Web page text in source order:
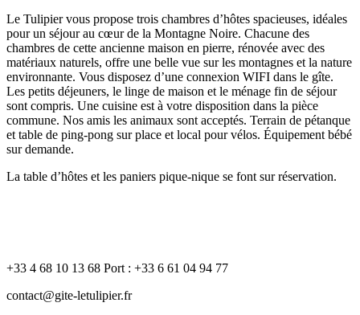
Le Tulipier vous propose trois chambres d’hôtes spacieuses, idéales
pour un séjour au cœur de la Montagne Noire. Chacune des
chambres de cette ancienne maison en pierre, rénovée avec des
matériaux naturels, offre une belle vue sur les montagnes et la nature
environnante. Vous disposez d’une connexion WIFI dans le gîte.
Les petits déjeuners, le linge de maison et le ménage fin de séjour
sont compris. Une cuisine est à votre disposition dans la pièce
commune. Nos amis les animaux sont acceptés. Terrain de pétanque
et table de ping-pong sur place et local pour vélos. Équipement bébé
sur demande.
La table d’hôtes et les paniers pique-nique se font sur réservation.
+33 4 68 10 13 68 Port : +33 6 61 04 94 77
contact@gite-letulipier.fr